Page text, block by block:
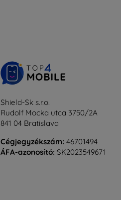
Shield-Sk s.r.o.
Rudolf Mocka utca 3750/2A
841 04 Bratislava
Cégjegyzékszám: 46701494
ÁFA-azonosító: SK2023549671